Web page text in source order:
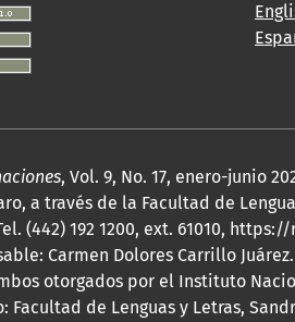
, Vol. 9, No. 17, enero-junio
a través de la Facultad de
(442) 192 1200, ext. 61010,
Carmen Dolores Carrillo
otorgados por el Instituto
Facultad de Lenguas y Letras,